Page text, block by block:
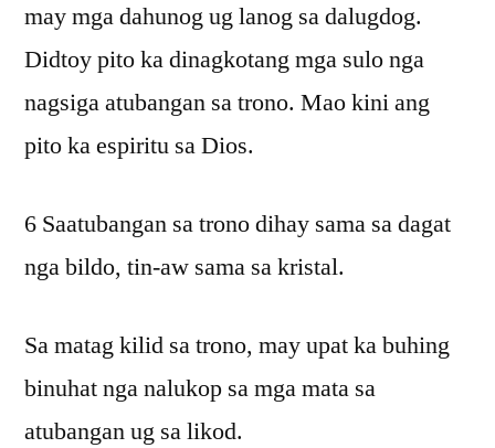
may mga dahunog ug lanog sa dalugdog.
Didtoy pito ka dinagkotang mga sulo nga
nagsiga atubangan sa trono. Mao kini ang
pito ka espiritu sa Dios.
6 Saatubangan sa trono dihay sama sa dagat
nga bildo, tin-aw sama sa kristal.
Sa matag kilid sa trono, may upat ka buhing
binuhat nga nalukop sa mga mata sa
atubangan ug sa likod.